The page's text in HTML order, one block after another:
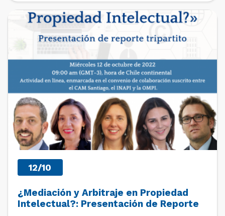
PAST EVENTS
12/10
¿Mediación y Arbitraje en Propiedad
Intelectual?: Presentación de Reporte